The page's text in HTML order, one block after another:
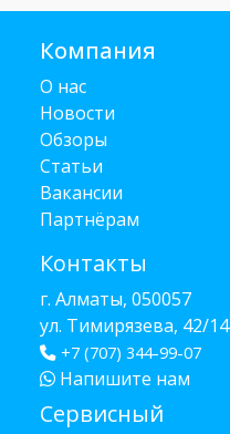
Компания
О нас
Новости
Обзоры
Статьи
Вакансии
Партнёрам
Контакты
г. Алматы, 050057
ул. Тимирязева, 42/14
+7 (707) 344-99-07
Напишите нам
Сервисный